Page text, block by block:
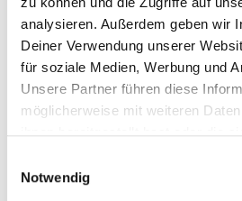
analysieren. Außerdem geben wir
Deiner Verwendung unserer
für soziale Medien, Werbung und
Unsere Partner führen diese
möglicherweise mit weiteren
Notwendig
KARRIERE
ZEITEINTEILUNG